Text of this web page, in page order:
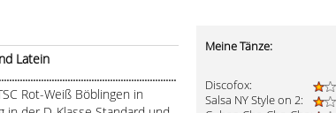
Latein
Rot-Weiß Böblingen in
Meine Tänze:
Discofox:
Salsa NY Style on 2: